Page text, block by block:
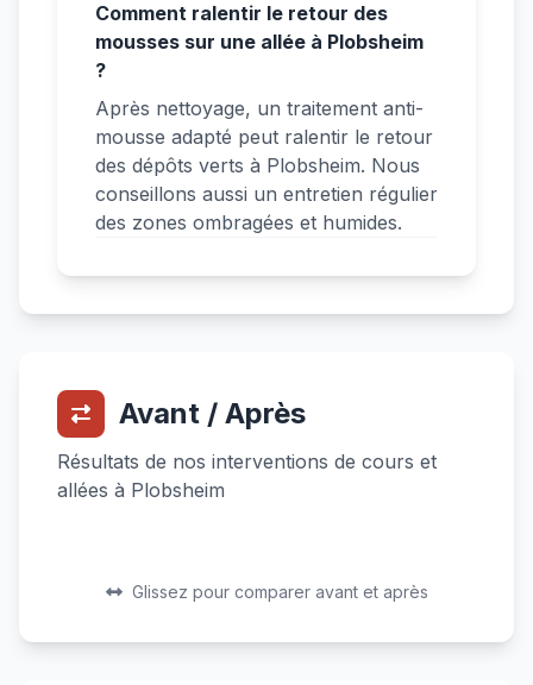
Comment ralentir le retour des
mousses sur une allée à Plobsheim
?
Après nettoyage, un traitement anti-
mousse adapté peut ralentir le retour
des dépôts verts à Plobsheim. Nous
conseillons aussi un entretien régulier
des zones ombragées et humides.
Avant / Après
Résultats de nos interventions de cours et
allées à Plobsheim
Avant
Après
Glissez pour comparer avant et après